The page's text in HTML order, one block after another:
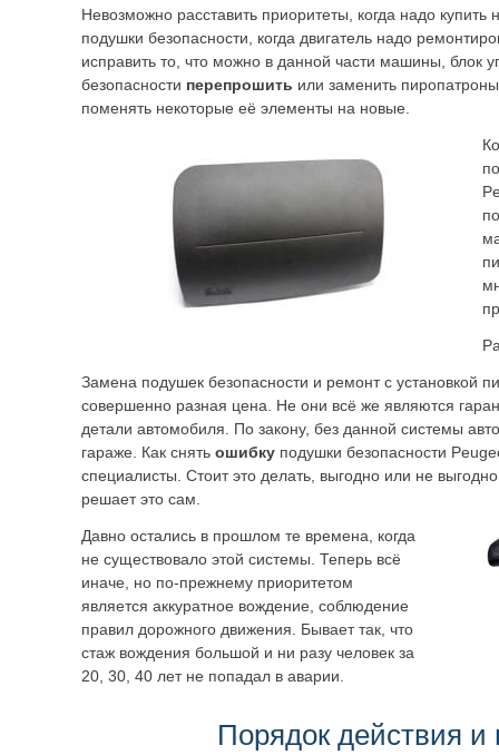
Невозможно расставить приоритеты, когда надо купить
подушки безопасности, когда двигатель надо
исправить то, что можно в данной части машины, блок
безопасности перепрошить или заменить
поменять некоторые её элементы на новые.
Замена подушек безопасности и ремонт с установкой
совершенно разная цена. Не они всё же являются
детали автомобиля. По закону, без данной системы
гараже. Как снять ошибку подушки безопасности
специалисты. Стоит это делать, выгодно или не
решает это сам.
Давно остались в прошлом те времена, когда
не существовало этой системы. Теперь всё
иначе, но по-прежнему приоритетом
является аккуратное вождение, соблюдение
правил дорожного движения. Бывает так, что
стаж вождения большой и ни разу человек за
20, 30, 40 лет не попадал в аварии.
Порядок действия и